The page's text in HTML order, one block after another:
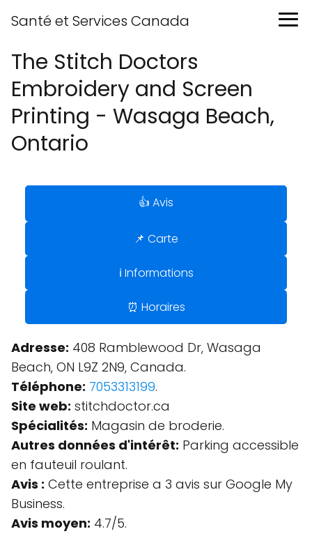
Santé et Services Canada
The Stitch Doctors
Embroidery and Screen
Printing - Wasaga Beach,
Ontario
👍 Avis
📌 Carte
ℹ️ Informations
⏰ Horaires
Adresse: 408 Ramblewood Dr, Wasaga
Beach, ON L9Z 2N9, Canada.
Téléphone: 7053313199.
Site web: stitchdoctor.ca
Spécialités: Magasin de broderie.
Autres données d'intérêt: Parking accessible
en fauteuil roulant.
Avis : Cette entreprise a 3 avis sur Google My
Business.
Avis moyen: 4.7/5.